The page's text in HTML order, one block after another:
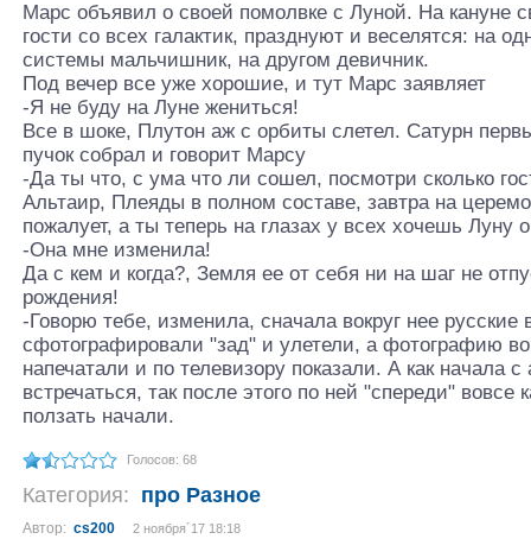
Марс объявил о своей помолвке с Луной. На кануне
гости со всех галактик, празднуют и веселятся: на
системы мальчишник, на другом девичник.
Под вечер все уже хорошие, и тут Марс заявляет
-Я не буду на Луне жениться!
Все в шоке, Плутон аж с орбиты слетел. Сатурн
пучок собрал и говорит Марсу
-Да ты что, с ума что ли сошел, посмотри сколько
Альтаир, Плеяды в полном составе, завтра на
пожалует, а ты теперь на глазах у всех хочешь Луну
-Она мне изменила!
Да с кем и когда?, Земля ее от себя ни на шаг не
рождения!
-Говорю тебе, изменила, сначала вокруг нее русские
сфотографировали "зад" и улетели, а фотографию во
напечатали и по телевизору показали. А как начала
встречаться, так после этого по ней "спереди" вовсе
ползать начали.
Голосов: 68
Категория: про Разное
Автор: cs200 2 ноября´17 18:18